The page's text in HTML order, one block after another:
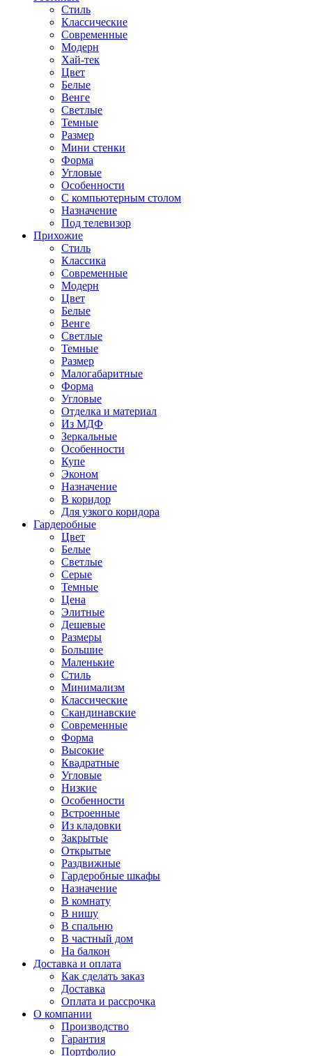
Стиль
Классические
Современные
Модерн
Хай-тек
Цвет
Белые
Венге
Светлые
Темные
Размер
Мини стенки
Форма
Угловые
Особенности
С компьютерным столом
Назначение
Под телевизор
Прихожие
Стиль
Классика
Современные
Модерн
Цвет
Белые
Венге
Светлые
Темные
Размер
Малогабаритные
Форма
Угловые
Отделка и материал
Из МДФ
Зеркальные
Особенности
Купе
Эконом
Назначение
В коридор
Для узкого коридора
Гардеробные
Цвет
Белые
Светлые
Серые
Темные
Цена
Элитные
Дешевые
Размеры
Большие
Маленькие
Стиль
Минимализм
Классические
Скандинавские
Современные
Форма
Высокие
Квадратные
Угловые
Низкие
Особенности
Встроенные
Из кладовки
Закрытые
Открытые
Раздвижные
Гардеробные шкафы
Назначение
В комнату
В нишу
В спальню
В частный дом
На балкон
Доставка и оплата
Как сделать заказ
Доставка
Оплата и рассрочка
О компании
Производство
Гарантия
Портфолио